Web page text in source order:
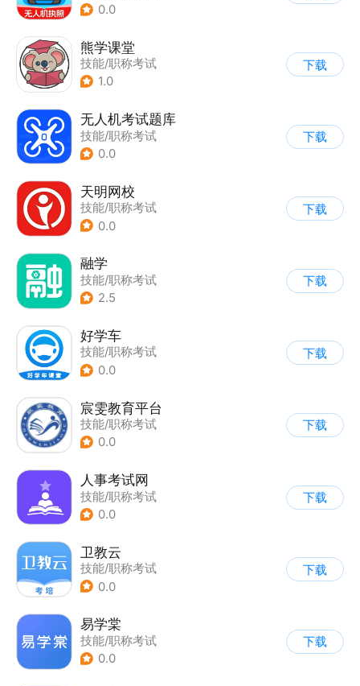
0.0
熊学课堂
技能/职称考试
1.0
下载
无人机考试题库
技能/职称考试
0.0
下载
天明网校
技能/职称考试
0.0
下载
融学
技能/职称考试
2.5
下载
好学车
技能/职称考试
0.0
下载
宸雯教育平台
技能/职称考试
0.0
下载
人事考试网
技能/职称考试
0.0
下载
卫教云
技能/职称考试
0.0
下载
易学棠
技能/职称考试
0.0
下载